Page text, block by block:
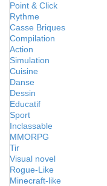
Point & Click
Rythme
Casse Briques
Compilation
Action
Simulation
Cuisine
Danse
Dessin
Educatif
Sport
Inclassable
MMORPG
Tir
Visual novel
Rogue-Like
Minecraft-like